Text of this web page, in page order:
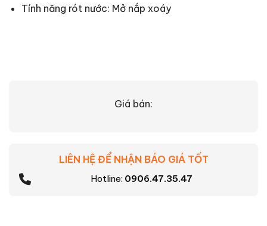
Tính năng rót nước: Mở nắp xoáy
Giá bán:
LIÊN HỆ ĐỂ NHẬN BÁO GIÁ TỐT
Hotline: 0906.47.35.47